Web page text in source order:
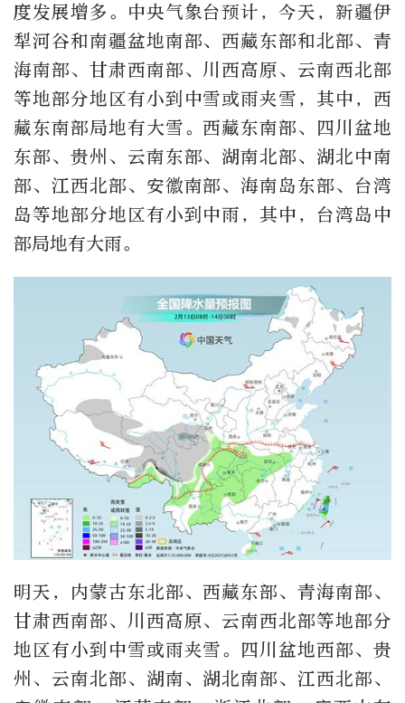
度发展增多。中央气象台预计，今天，新疆伊
犁河谷和南疆盆地南部、西藏东部和北部、青
海南部、甘肃西南部、川西高原、云南西北部
等地部分地区有小到中雪或雨夹雪，其中，西
藏东南部局地有大雪。西藏东南部、四川盆地
东部、贵州、云南东部、湖南北部、湖北中南
部、江西北部、安徽南部、海南岛东部、台湾
岛等地部分地区有小到中雨，其中，台湾岛中
部局地有大雨。
明天，内蒙古东北部、西藏东部、青海南部、
甘肃西南部、川西高原、云南西北部等地部分
地区有小到中雪或雨夹雪。四川盆地西部、贵
州、云南北部、湖南、湖北南部、江西北部、